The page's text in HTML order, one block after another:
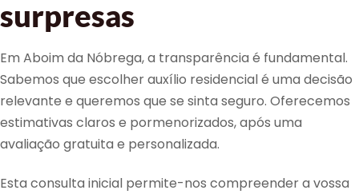
surpresas
Em Aboim da Nóbrega, a transparência é fundamental.
Sabemos que escolher auxílio residencial é uma decisão
relevante e queremos que se sinta seguro. Oferecemos
estimativas claros e pormenorizados, após uma
avaliação gratuita e personalizada.
Esta consulta inicial permite-nos compreender a vossa